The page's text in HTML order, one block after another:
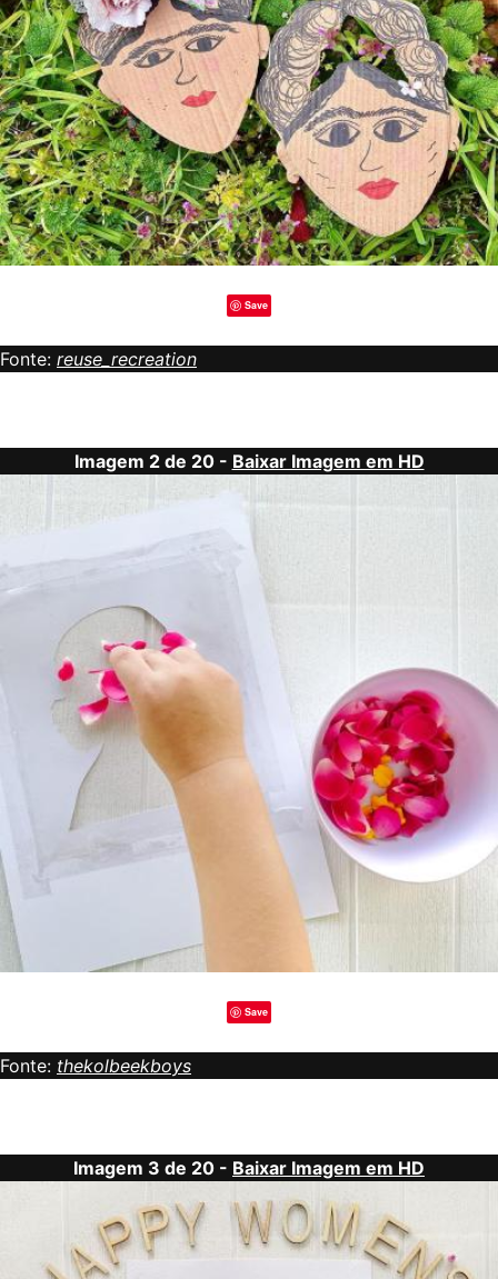
Save
Fonte: reuse_recreation
Imagem 2 de 20 - Baixar Imagem em HD
Save
Fonte: thekolbeekboys
Imagem 3 de 20 - Baixar Imagem em HD